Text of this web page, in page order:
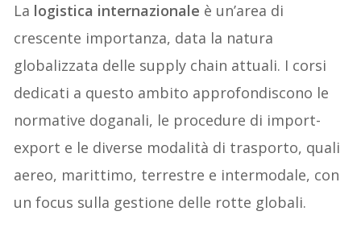
La logistica internazionale è un’area di
crescente importanza, data la natura
globalizzata delle supply chain attuali. I corsi
dedicati a questo ambito approfondiscono le
normative doganali, le procedure di import-
export e le diverse modalità di trasporto, quali
aereo, marittimo, terrestre e intermodale, con
un focus sulla gestione delle rotte globali.